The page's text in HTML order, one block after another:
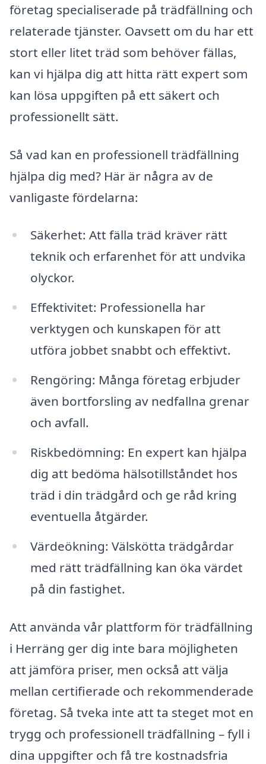
företag specialiserade på trädfällning och
relaterade tjänster. Oavsett om du har ett
stort eller litet träd som behöver fällas,
kan vi hjälpa dig att hitta rätt expert som
kan lösa uppgiften på ett säkert och
professionellt sätt.
Så vad kan en professionell trädfällning
hjälpa dig med? Här är några av de
vanligaste fördelarna:
Säkerhet: Att fälla träd kräver rätt
teknik och erfarenhet för att undvika
olyckor.
Effektivitet: Professionella har
verktygen och kunskapen för att
utföra jobbet snabbt och effektivt.
Rengöring: Många företag erbjuder
även bortforsling av nedfallna grenar
och avfall.
Riskbedömning: En expert kan hjälpa
dig att bedöma hälsotillståndet hos
träd i din trädgård och ge råd kring
eventuella åtgärder.
Värdeökning: Välskötta trädgårdar
med rätt trädfällning kan öka värdet
på din fastighet.
Att använda vår plattform för trädfällning
i Herräng ger dig inte bara möjligheten
att jämföra priser, men också att välja
mellan certifierade och rekommenderade
företag. Så tveka inte att ta steget mot en
trygg och professionell trädfällning – fyll i
dina uppgifter och få tre kostnadsfria